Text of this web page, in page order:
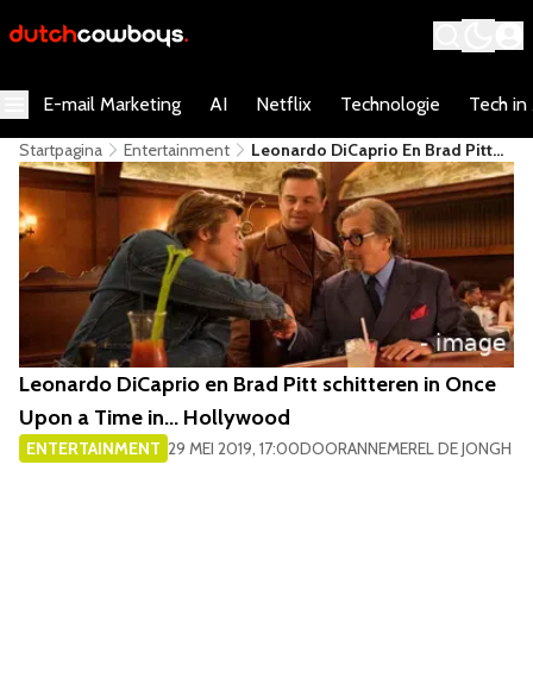
E-mail Marketing AI Netflix Technologie Tech in
Startpagina Entertainment
Leonardo DiCaprio En Brad Pitt
Schitteren In Once Upon A Time
In... Hollywood
Leonardo DiCaprio en Brad Pitt schitteren in Once
Upon a Time in... Hollywood
ENTERTAINMENT 29 MEI 2019, 17:00DOORANNEMEREL DE JONGH